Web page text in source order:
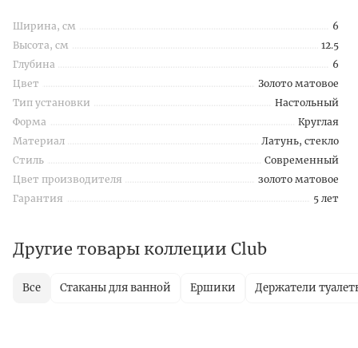
Ширина, см
6
Высота, см
12.5
Глубина
6
Цвет
Золото матовое
Тип установки
Настольный
Форма
Круглая
Материал
Латунь, стекло
Стиль
Современный
Цвет производителя
золото матовое
Гарантия
5 лет
Другие товары коллеции Club
Все Стаканы для ванной Ершики Держатели